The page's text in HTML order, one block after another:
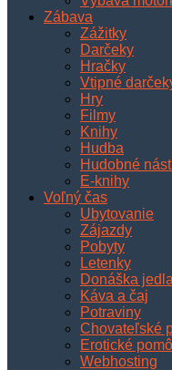
Zábava
Zážitky
Darčeky
Hračky
Vtipné
Hry
Filmy
Knihy
Hudba
Hudobné
E-knihy
Voľný čas
Ubytovanie
Zájazdy
Pobyty
Letenky
Donáška jedla
Káva a čaj
Potraviny
Chovateľské
Erotické
Webhosting